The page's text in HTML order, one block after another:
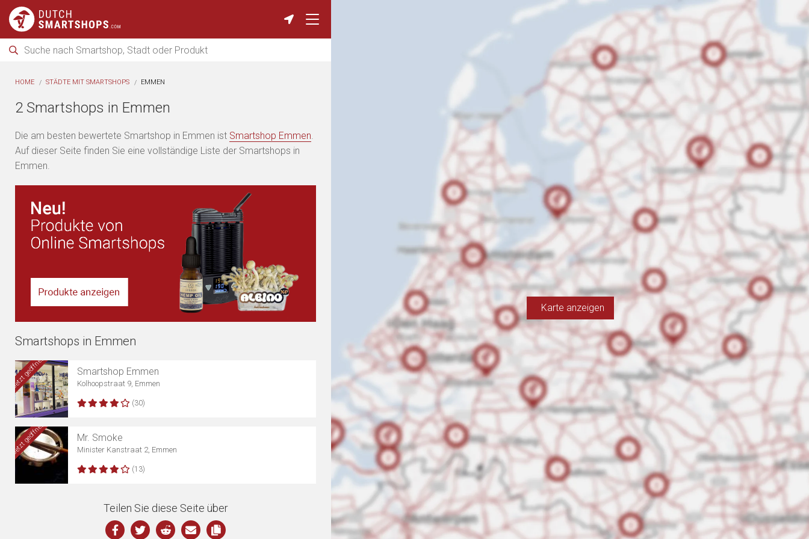
Karte anzeigen
HOME STÄDTE MIT SMARTSHOPS EMMEN
2 Smartshops in Emmen
Die am besten bewertete Smartshop in Emmen ist Smartshop Emmen.
Auf dieser Seite finden Sie eine vollständige Liste der Smartshops in
Emmen.
Smartshops in Emmen
Jetzt geöffnet Smartshop Emmen
Kolhoopstraat 9, Emmen
(30)
Jetzt geöffnet Mr. Smoke
Minister Kanstraat 2, Emmen
(13)
Teilen Sie diese Seite über